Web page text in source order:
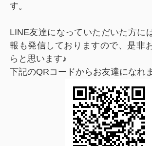
す。
LINE友達になっていただいた方に
報も発信しておりますので、是非
らと思います♪
下記のQRコードからお友達になれ